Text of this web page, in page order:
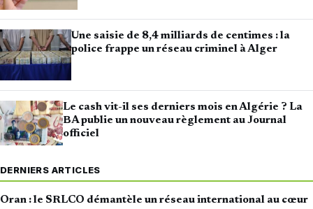
Une saisie de 8,4 milliards de centimes : la
police frappe un réseau criminel à Alger
Le cash vit-il ses derniers mois en Algérie ? La
BA publie un nouveau règlement au Journal
officiel
DERNIERS ARTICLES
Oran : le SRLCO démantèle un réseau international au cœur